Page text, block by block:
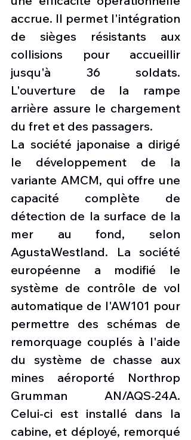
accrue. Il permet l'intégration
de sièges résistants aux
collisions pour accueillir
jusqu'à 36 soldats.
L'ouverture de la rampe
arrière assure le chargement
du fret et des passagers.
La société japonaise a dirigé
le développement de la
variante AMCM, qui offre une
capacité complète de
détection de la surface de la
mer au fond, selon
AgustaWestland. La société
européenne a modifié le
système de contrôle de vol
automatique de l'AW101 pour
permettre des schémas de
remorquage couplés à l'aide
du système de chasse aux
mines aéroporté Northrop
Grumman AN/AQS-24A.
Celui-ci est installé dans la
cabine, et déployé, remorqué